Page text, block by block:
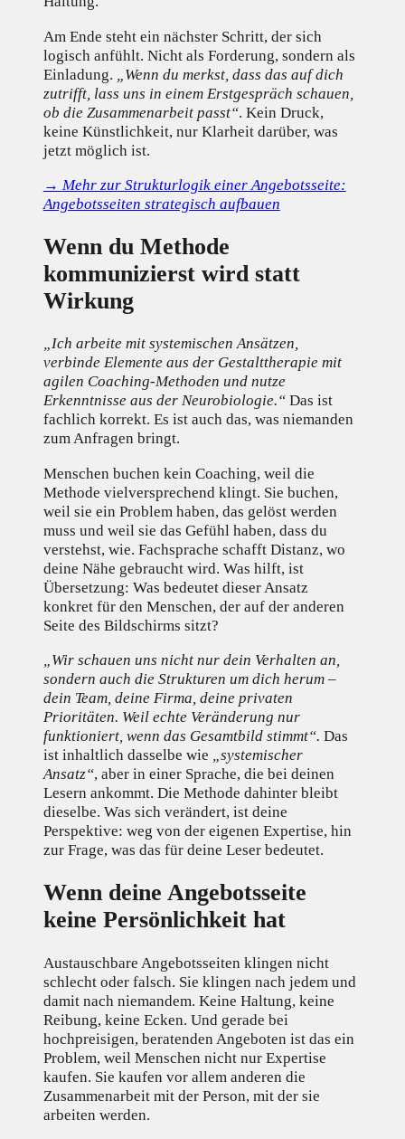
Am Ende steht ein nächster Schritt, der sich
logisch anfühlt. Nicht als Forderung, sondern als
Einladung.
„Wenn du merkst, dass das auf dich
zutrifft, lass uns in einem Erstgespräch schauen,
ob die Zusammenarbeit passt“. Kein Druck,
keine Künstlichkeit, nur Klarheit darüber, was
jetzt möglich ist.
→ Mehr zur Strukturlogik einer Angebotsseite:
Angebotsseiten strategisch aufbauen
Wenn du Methode
kommunizierst wird statt
Wirkung
„Ich arbeite mit systemischen Ansätzen,
verbinde Elemente aus der Gestalttherapie mit
agilen Coaching-Methoden und nutze
Erkenntnisse aus der Neurobiologie.“ Das ist
fachlich korrekt. Es ist auch das, was niemanden
zum Anfragen bringt.
Menschen buchen kein Coaching, weil die
Methode vielversprechend klingt. Sie buchen,
weil sie ein Problem haben, das gelöst werden
muss und weil sie das Gefühl haben, dass du
verstehst, wie. Fachsprache schafft Distanz, wo
deine Nähe gebraucht wird. Was hilft, ist
Übersetzung: Was bedeutet dieser Ansatz
konkret für den Menschen, der auf der anderen
Seite des Bildschirms sitzt?
„Wir schauen uns nicht nur dein Verhalten an,
sondern auch die Strukturen um dich herum –
dein Team, deine Firma, deine privaten
Prioritäten. Weil echte Veränderung nur
funktioniert, wenn das Gesamtbild stimmt“. Das
ist inhaltlich dasselbe wie „systemischer
Ansatz“, aber in einer Sprache, die bei deinen
Lesern ankommt. Die Methode dahinter bleibt
dieselbe. Was sich verändert, ist deine
Perspektive: weg von der eigenen Expertise, hin
zur Frage, was das für deine Leser bedeutet.
Wenn deine Angebotsseite
keine Persönlichkeit hat
Austauschbare Angebotsseiten klingen nicht
schlecht oder falsch. Sie klingen nach jedem und
damit nach niemandem. Keine Haltung, keine
Reibung, keine Ecken. Und gerade bei
hochpreisigen, beratenden Angeboten ist das ein
Problem, weil Menschen nicht nur Expertise
kaufen. Sie kaufen vor allem anderen die
Zusammenarbeit mit der Person, mit der sie
arbeiten werden.